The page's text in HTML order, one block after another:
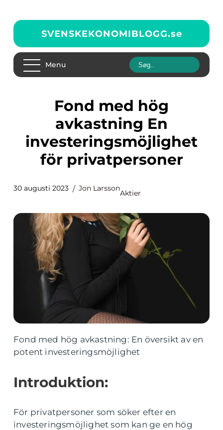
SVENSKEKONOMIBLOGG.se
Menu
Fond med hög
avkastning En
investeringsmöjlighet
för privatpersoner
30 augusti 2023 Jon Larsson
Aktier
Fond med hög avkastning: En översikt av en
potent investeringsmöjlighet
Introduktion:
För privatpersoner som söker efter en
investeringsmöjlighet som kan ge en hög